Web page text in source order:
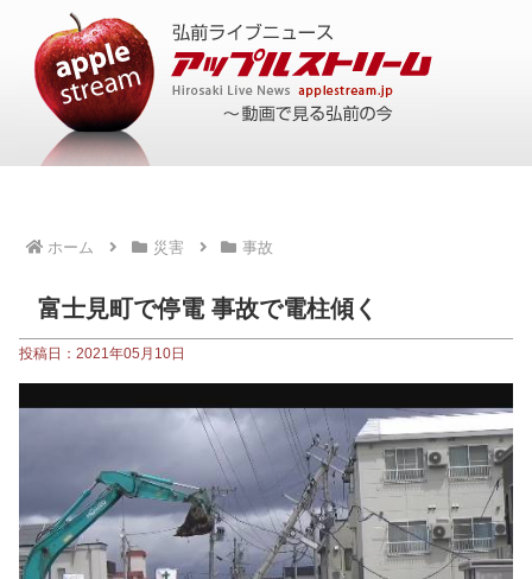
ホーム 災害 事故
富士見町で停電 事故で電柱傾く
投稿日：2021年05月10日